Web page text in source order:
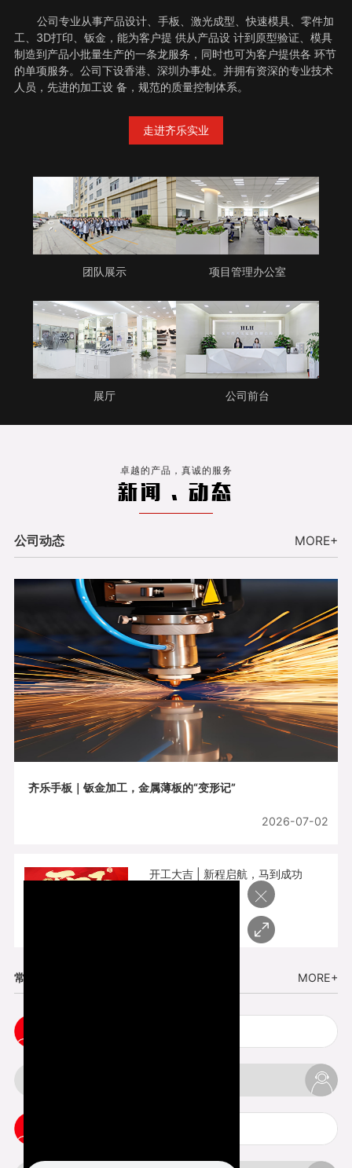
公司专业从事产品设计、手板、激光成型、快速模具、零件加
工、3D打印、钣金，能为客户提 供从产品设 计到原型验证、模具
制造到产品小批量生产的一条龙服务，同时也可为客户提供各 环节
的单项服务。公司下设香港、深圳办事处。并拥有资深的专业技术
人员，先进的加工设 备，规范的质量控制体系。
走进齐乐实业
团队展示 项目管理办公室
展厅 公司前台
卓越的产品，真诚的服务
新闻 . 动态
公司动态 MORE+
齐乐手板｜钣金加工，金属薄板的“变形记”
2026-07-02
开工大吉 | 新程启航，马到成功
常见问题 MORE+
×